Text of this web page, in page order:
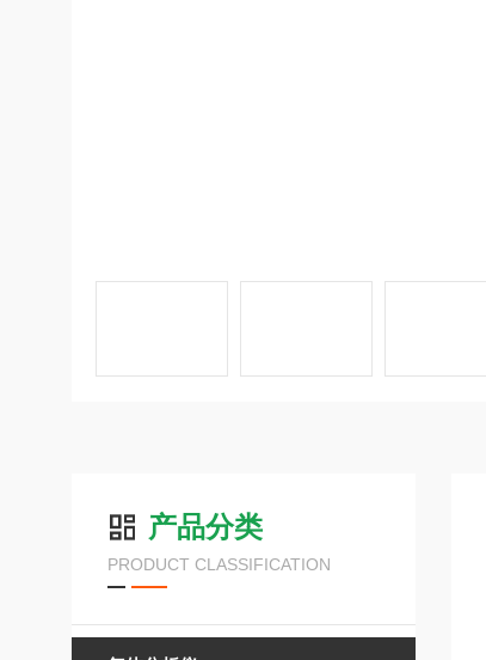
产品分类
PRODUCT CLASSIFICATION